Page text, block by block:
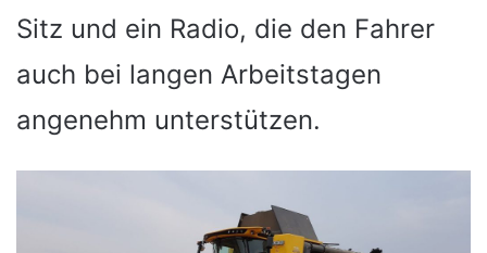
Sitz und ein Radio, die den Fahrer
auch bei langen Arbeitstagen
angenehm unterstützen.